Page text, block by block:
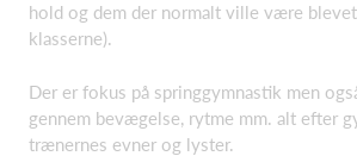
hold og dem der normalt ville være blevet
klasserne).
Der er fokus på springgymnastik men
gennem bevægelse, rytme mm. alt efter
trænernes evner og lyster.